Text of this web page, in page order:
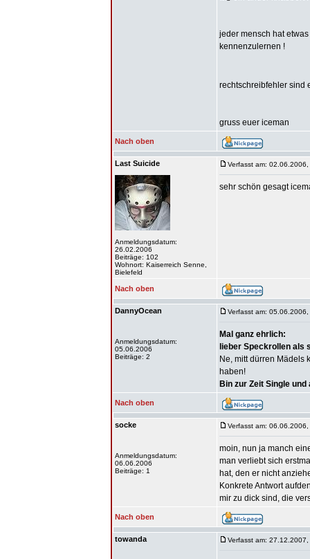
jeder mensch hat
kennenzulernen !
rechtschreibfehler sind
gruss euer iceman
Nach oben
Last Suicide
Anmeldungsdatum:
26.02.2006
Beiträge: 102
Wohnort: Kaiserreich Senne,
Bielefeld
Verfasst am:
sehr schön gesagt
Nach oben
DannyOcean
Anmeldungsdatum:
05.06.2006
Beiträge: 2
Verfasst am:
Mal ganz ehrlich:
lieber Speckrollen als
Ne, mitt dürren Mädels
haben!
Bin zur Zeit Single
Nach oben
socke
Anmeldungsdatum:
06.06.2006
Beiträge: 1
Verfasst am:
moin, nun ja manch
man verliebt sich
hat, den er nicht
Konkrete Antwort
mir zu dick sind, die
Nach oben
towanda Verfasst am: